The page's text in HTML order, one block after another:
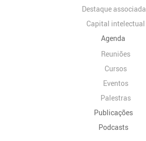
Destaque
Capital intelectual
Agenda
Reuniões
Cursos
Eventos
Palestras
Publicações
Podcasts